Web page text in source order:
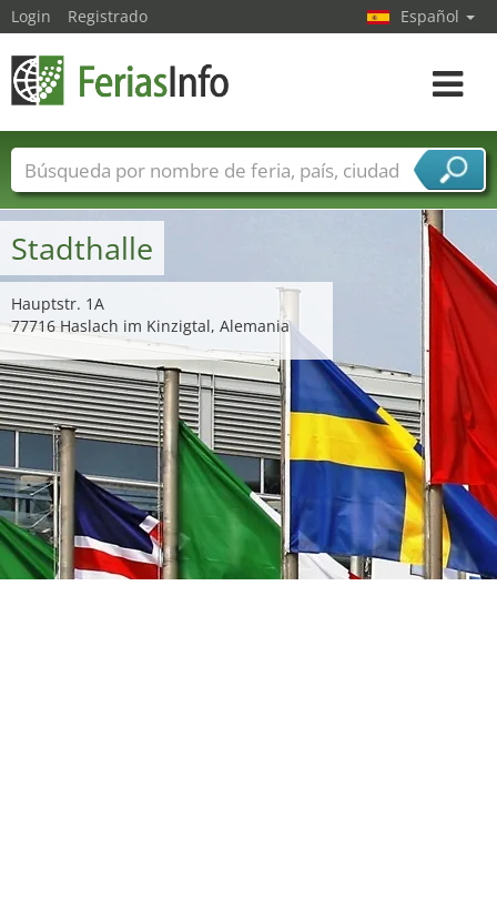
Stadthalle
Hauptstr. 1A
77716 Haslach im Kinzigtal, Alemania
Login Registrado Español
toggle
Nombres de ferias Países
Ciudades
Sectores de ferias
Sectores de proveedor de servicios